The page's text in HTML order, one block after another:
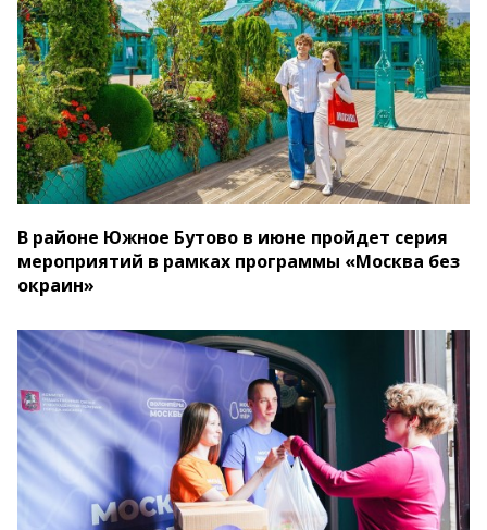
В районе Южное Бутово в июне пройдет серия
мероприятий в рамках программы «Москва без
окраин»